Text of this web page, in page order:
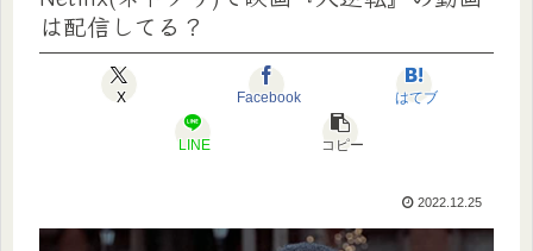
は配信してる？
X Facebook はてブ
LINE コピー
2022.12.25